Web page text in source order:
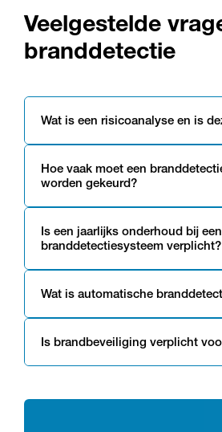
Veelgestelde
branddetectie
Wat is een risicoanalyse en is
Hoe vaak moet een
worden gekeurd?
Is een jaarlijks onderhoud bij een
branddetectiesysteem verplicht?
Wat is automatische
Is brandbeveiliging verplicht